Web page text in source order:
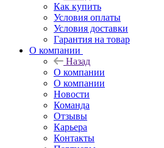
Как купить
Условия оплаты
Условия доставки
Гарантия на товар
О компании
Назад
О компании
О компании
Новости
Команда
Отзывы
Карьера
Контакты